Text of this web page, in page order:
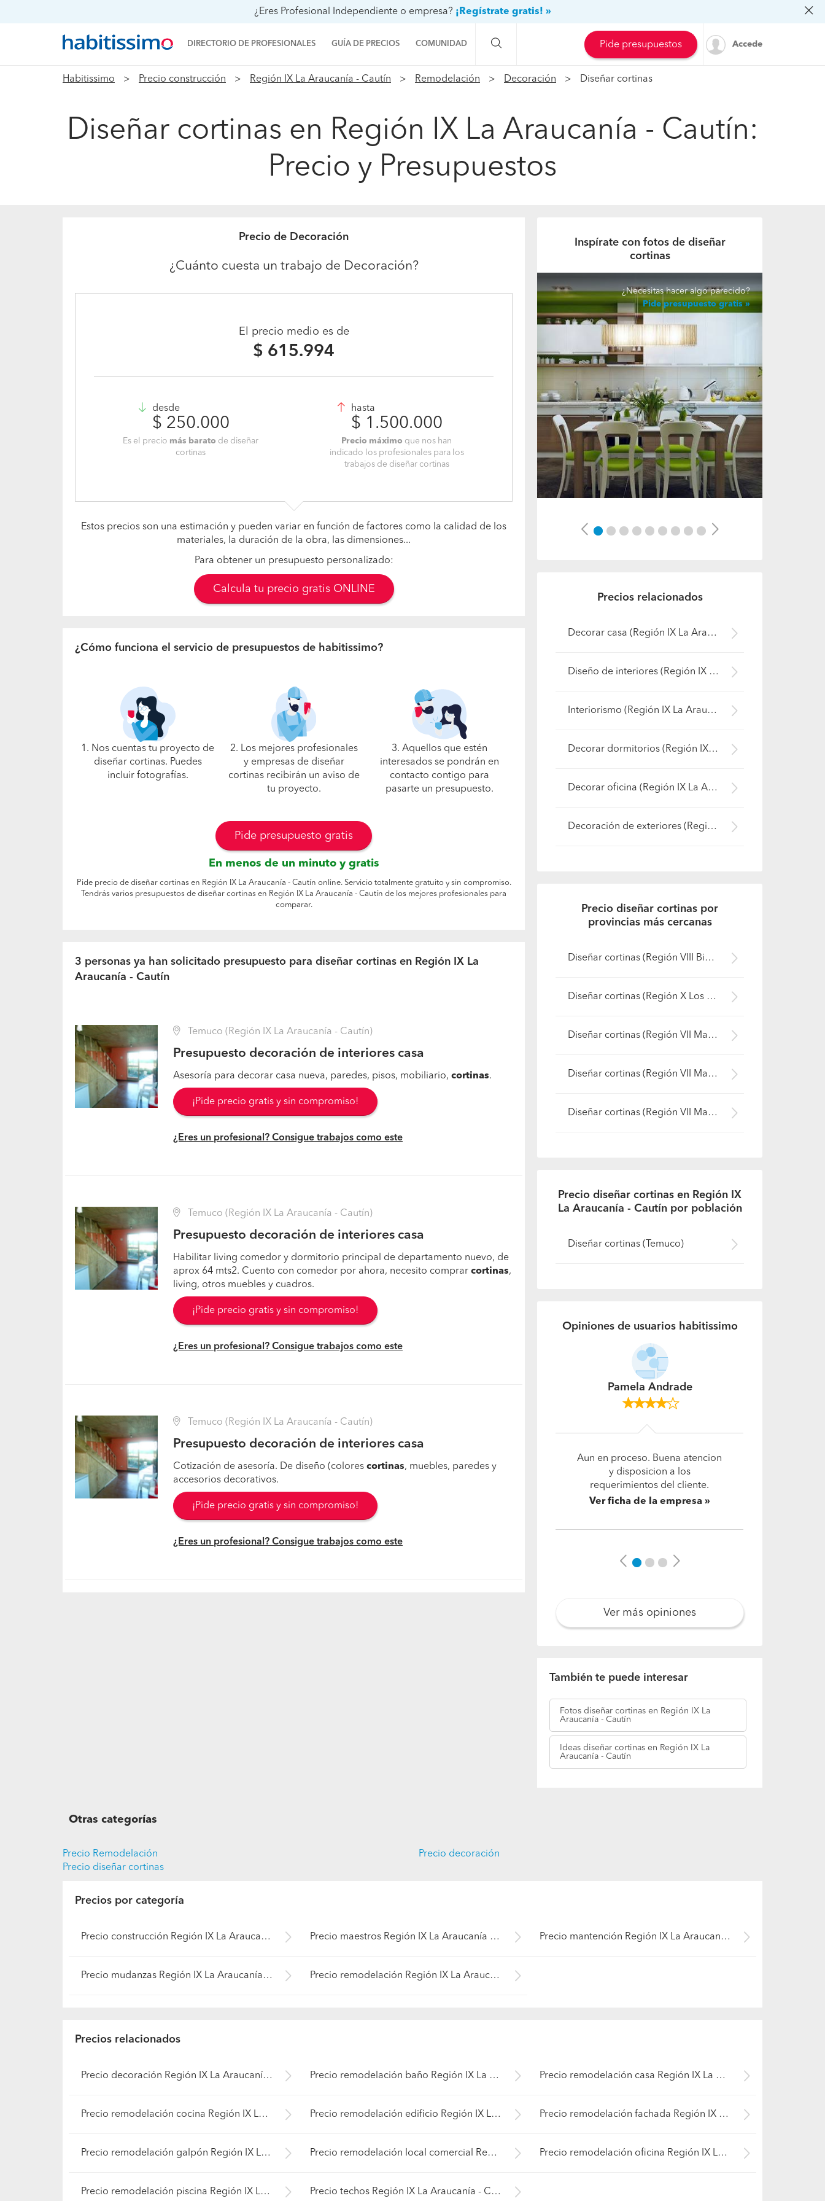
¿Eres Profesional Independiente o empresa? ¡Regístrate gratis! »
DIRECTORIO DE PROFESIONALES GUÍA DE PRECIOS COMUNIDAD
Preguntas a la comunidad
Procenter
Pide presupuestos Accede
Habitissimo Precio construcción Región IX La Araucanía - Cautín Remodelación Decoración Diseñar cortinas
Diseñar cortinas en Región IX La Araucanía - Cautín:
Precio y Presupuestos
Precio de Decoración
¿Cuánto cuesta un trabajo de Decoración?
El precio medio es de
$ 615.994
desde
$ 250.000
Es el precio más barato de diseñar
cortinas
hasta
$ 1.500.000
Precio máximo que nos han
indicado los profesionales para los
trabajos de diseñar cortinas
Estos precios son una estimación y pueden variar en función de factores como la calidad de los
materiales, la duración de la obra, las dimensiones...
Para obtener un presupuesto personalizado:
Calcula tu precio gratis ONLINE
¿Cómo funciona el servicio de presupuestos de habitissimo?
1. Nos cuentas tu proyecto de
diseñar cortinas. Puedes
incluir fotografías.
2. Los mejores profesionales
y empresas de diseñar
cortinas recibirán un aviso de
tu proyecto.
3. Aquellos que estén
interesados se pondrán en
contacto contigo para
pasarte un presupuesto.
Pide presupuesto gratis
En menos de un minuto y gratis
Pide precio de diseñar cortinas en Región IX La Araucanía - Cautín online. Servicio totalmente gratuito y sin compromiso.
Tendrás varios presupuestos de diseñar cortinas en Región IX La Araucanía - Cautín de los mejores profesionales para
comparar.
3 personas ya han solicitado presupuesto para diseñar cortinas en Región IX La
Araucanía - Cautín
Temuco (Región IX La Araucanía - Cautín)
Presupuesto decoración de interiores casa
Asesoría para decorar casa nueva, paredes, pisos, mobiliario, cortinas.
¡Pide precio gratis y sin compromiso!
¿Eres un profesional? Consigue trabajos como este
Temuco (Región IX La Araucanía - Cautín)
Presupuesto decoración de interiores casa
Habilitar living comedor y dormitorio principal de departamento nuevo, de
aprox 64 mts2. Cuento con comedor por ahora, necesito comprar cortinas,
living, otros muebles y cuadros.
¡Pide precio gratis y sin compromiso!
¿Eres un profesional? Consigue trabajos como este
Temuco (Región IX La Araucanía - Cautín)
Presupuesto decoración de interiores casa
Cotización de asesoría. De diseño (colores cortinas, muebles, paredes y
accesorios decorativos.
¡Pide precio gratis y sin compromiso!
¿Eres un profesional? Consigue trabajos como este
Inspírate con fotos de diseñar
cortinas
¿Necesitas hacer algo parecido?
Pide presupuesto gratis
Previous Next
Precios relacionados
Decorar casa (Región IX La Araucanía - Cautín)
Diseño de interiores (Región IX La Araucanía - Cautín)
Interiorismo (Región IX La Araucanía - Cautín)
Decorar dormitorios (Región IX La Araucanía - Cautín)
Decorar oficina (Región IX La Araucanía - Cautín)
Decoración de exteriores (Región IX La Araucanía - Cautín)
Precio diseñar cortinas por
provincias más cercanas
Diseñar cortinas (Región VIII Biobío - Concepción)
Diseñar cortinas (Región X Los Lagos - Llanquihue)
Diseñar cortinas (Región VII Maule - Linares)
Diseñar cortinas (Región VII Maule - Talca)
Diseñar cortinas (Región VII Maule - Curicó)
Precio diseñar cortinas en Región IX
La Araucanía - Cautín por población
Diseñar cortinas (Temuco)
Opiniones de usuarios habitissimo
Joselyn
Conocer a DECOHOMEMCL SPA
fue una de las mejores decisiones
que tomé para mi hogar. Más
que redecorar mi casa, logró
También te puede interesar
Fotos diseñar cortinas en Región IX La
Araucanía - Cautín
Otras categorías
Precio Remodelación
Precio diseñar cortinas
Precios por categoría
Precio construcción Región IX La Araucanía - Cautín Precio maestros Región IX La Araucanía - Cautín
Precios relacionados
Precio decoración Región IX La Araucanía - Cautín Precio remodelación baño Región IX La Araucanía - Cautín Precio remodelación casa Región IX La Araucanía - Cautín
Precio remodelación cocina Región IX La Araucanía - Cautín Precio remodelación edificio Región IX La Araucanía - Cautín Precio remodelación fachada Región IX La Araucanía - Cautín
Precio remodelación galpón Región IX La Araucanía - Cautín Precio remodelación local comercial Región IX La Araucanía - Cautín